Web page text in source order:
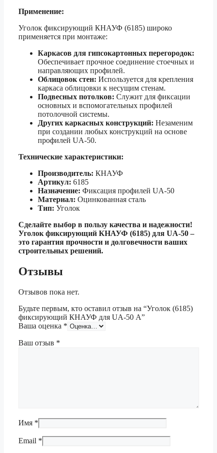
Применение:
Уголок фиксирующий КНАУФ (6185) широко
применяется при монтаже:
Каркасов для гипсокартонных перегородок:
Обеспечивает прочное соединение стоечных и
направляющих профилей.
Облицовок стен: Используется для крепления
каркаса облицовки к несущим стенам.
Подвесных потолков: Служит для фиксации
основных и вспомогательных профилей
потолочной системы.
Других каркасных конструкций: Незаменим
при создании любых конструкций на основе
профилей UA-50.
Технические характеристики:
Производитель: КНАУФ
Артикул: 6185
Назначение: Фиксация профилей UA-50
Материал: Оцинкованная сталь
Тип: Уголок
Сделайте выбор в пользу качества и надежности!
Уголок фиксирующий КНАУФ (6185) для UA-50 –
это гарантия прочности и долговечности ваших
строительных решений.
Отзывы
Отзывов пока нет.
Будьте первым, кто оставил отзыв на “Уголок (6185)
фиксирующий КНАУФ для UA-50 А”
Ваша оценка *
Ваш отзыв *
Имя *
Email *